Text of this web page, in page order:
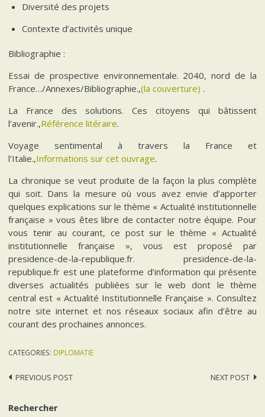
Diversité des projets
Contexte d’activités unique
Bibliographie :
Essai de prospective environnementale. 2040, nord de la
France…/Annexes/Bibliographie.,(la couverture) .
La France des solutions. Ces citoyens qui bâtissent
l’avenir.,Référence litéraire.
Voyage sentimental à travers la France et
l’Italie.,Informations sur cet ouvrage.
La chronique se veut produite de la façon la plus complète
qui soit. Dans la mesure où vous avez envie d’apporter
quelques explications sur le thème « Actualité institutionnelle
française » vous êtes libre de contacter notre équipe. Pour
vous tenir au courant, ce post sur le thème « Actualité
institutionnelle française », vous est proposé par
presidence-de-la-republique.fr. presidence-de-la-
republique.fr est une plateforme d’information qui présente
diverses actualités publiées sur le web dont le thème
central est « Actualité Institutionnelle Française ». Consultez
notre site internet et nos réseaux sociaux afin d’être au
courant des prochaines annonces.
CATEGORIES: DIPLOMATIE
Post
PREVIOUS POST NEXT POST
Rechercher